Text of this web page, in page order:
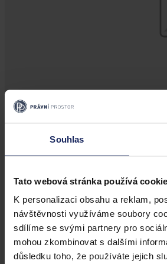
Souhlas
Tato webová stránka používá
K personalizaci obsahu a reklam,
návštěvnosti využíváme soubory
sdílíme se svými partnery pro
mohou zkombinovat s dalšími
důsledku toho, že používáte jejich
urážlivých označeních?
Tento článek shrnuje nedávný rozsudek
lidská práva (ESLP) v kauze Mortensen
sehrát roli v dalším řešení obdobných
zejména pokud se jedná o působení na
předchozího jednání poškozeného a
úsudek.